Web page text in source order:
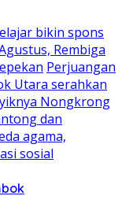
bikin spons
Rembiga
Perjuangan
Utara serahkan
Nongkrong
dan
agama,
sosial